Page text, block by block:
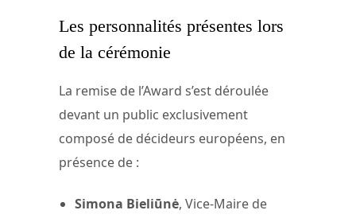
Les personnalités présentes lors
de la cérémonie
La remise de l’Award s’est déroulée
devant un public exclusivement
composé de décideurs européens, en
présence de :
Simona Bieliūnė, Vice-Maire de